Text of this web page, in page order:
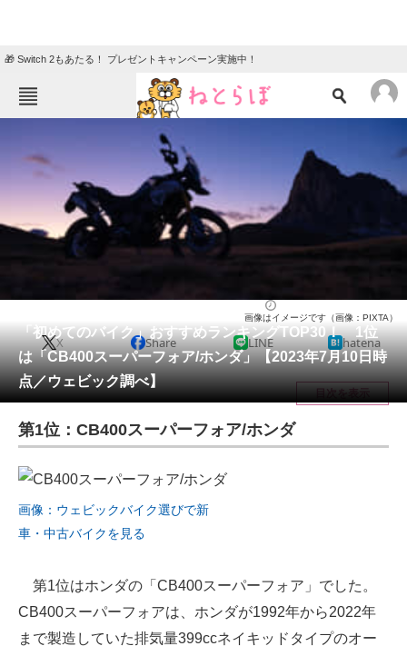
🎁 Switch 2もあたる！ プレゼントキャンペーン実施中！
クイズ
グルメ 地域
教育・育児
会員記事
メディア
注目記事を集めた総合ページ
ITの今と未来を見通す
スマホと通信の最新トレンド
AI活用のいまが分かる
「初めてのバイク」おすすめランキングTOP30！ 1位
は「CB400スーパーフォア/ホンダ」【2023年7月10日時
点／ウェビック調べ】
画像はイメージです（画像：PIXTA）
X Share LINE hatena
目次を表示
第1位：CB400スーパーフォア/ホンダ
画像：ウェビックバイク選びで新
車・中古バイクを見る
第1位はホンダの「CB400スーパーフォア」でした。
CB400スーパーフォアは、ホンダが1992年から2022年
まで製造していた排気量399ccネイキッドタイプのオー